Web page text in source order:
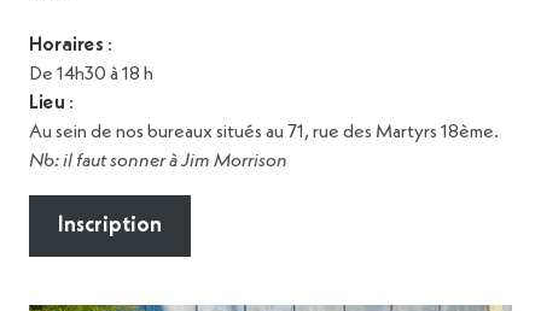
Horaires :
Lieu :
Nb: il faut sonner à Jim Morrison
Inscription